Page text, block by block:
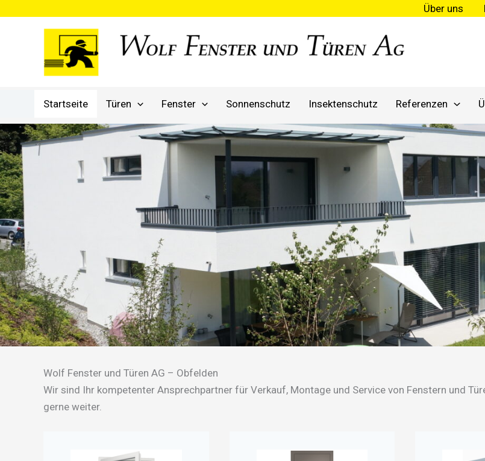
Über uns
Startseite Türen Fenster Sonnenschutz Insektenschutz Referenzen
Wolf Fenster und Türen AG – Obfelden
Wir sind Ihr kompetenter Ansprechpartner für Verkauf, Montage und Service von Fenstern und
gerne weiter.